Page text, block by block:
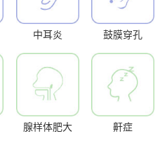
中耳炎 鼓膜穿孔
腺样体肥大 鼾症